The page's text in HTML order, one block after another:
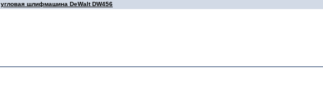
угловая шлифмашина DeWalt DW456